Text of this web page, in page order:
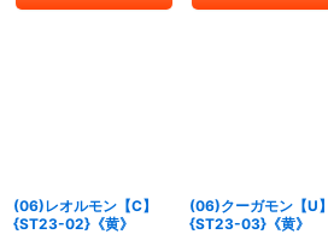
(06)レオルモン【C】
{ST23-02}《黄》
(06)クーガモン【U】
{ST23-03}《黄》